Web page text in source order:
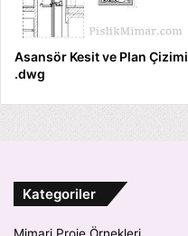
Asansör Kesit ve Plan Çizimi
.dwg
Kategoriler